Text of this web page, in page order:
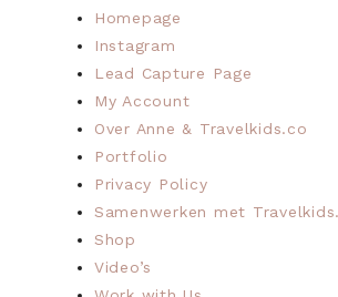
Homepage
Instagram
Lead Capture Page
My Account
Over Anne & Travelkids.co
Portfolio
Privacy Policy
Samenwerken met
Shop
Video’s